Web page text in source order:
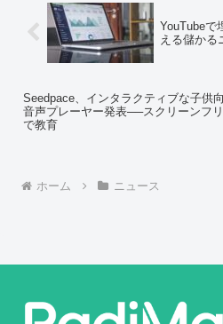
YouTubeで
える儲かる
Seedpace、インタラクティブな子供
音声プレーヤー発表──スクリーンフ
で教育
ホーム ニュース